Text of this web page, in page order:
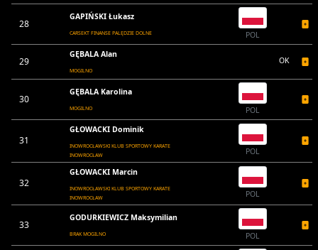
28
GAPIŃSKI Łukasz
CARSEKT FINANSE PALĘDZIE DOLNE POL
29
GĘBALA Alan
MOGILNO
OK
30
GĘBALA Karolina
MOGILNO POL
31
GŁOWACKI Dominik
INOWROCŁAWSKI KLUB SPORTOWY KARATE
INOWROCŁAW
POL
32
GŁOWACKI Marcin
INOWROCŁAWSKI KLUB SPORTOWY KARATE
INOWROCŁAW
POL
33
GODURKIEWICZ Maksymilian
BRAK MOGILNO POL